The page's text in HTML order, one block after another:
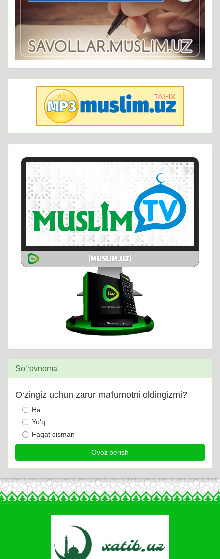
So‘rovnoma
O‘zingiz uchun zarur ma'lumotni oldingizmi?
Ha
Yo‘q
Faqat qisman